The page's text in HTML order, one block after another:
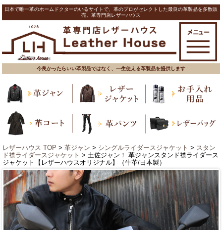
日本で唯一革のホームドクターのいるサイトで、革のプロがセレクトした最良の革製品を多数販
売。革専門店レザーハウス
今良かったらいい革製品ではなく、一生使える革製品を提供します
レザーハウス TOP > 革ジャン > シングルライダースジャケット > スタン
ド襟ライダースジャケット > 土佐ジャン！ 革ジャンスタンド襟ライダース
ジャケット【レザーハウスオリジナル】（牛革/日本製）